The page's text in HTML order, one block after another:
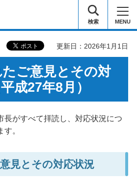
検索 MENU
更新日：2026年1月1日
ご意見とその対
成27年8月）
長がすべて拝読し、対応状況につ
。
見とその対応状況